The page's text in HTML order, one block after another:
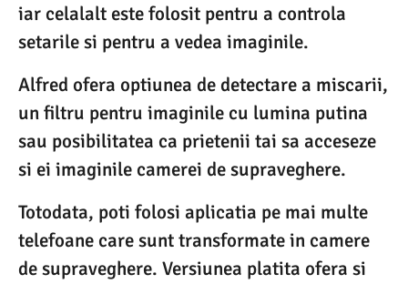
iar celalalt este folosit pentru a controla
setarile si pentru a vedea imaginile.
Alfred ofera optiunea de detectare a miscarii,
un filtru pentru imaginile cu lumina putina
sau posibilitatea ca prietenii tai sa acceseze
si ei imaginile camerei de supraveghere.
Totodata, poti folosi aplicatia pe mai multe
telefoane care sunt transformate in camere
de supraveghere. Versiunea platita ofera si